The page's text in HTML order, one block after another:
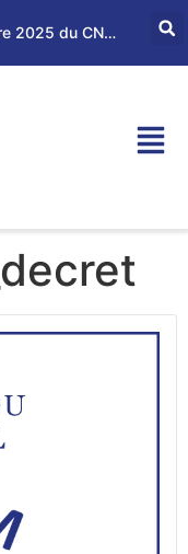
Assemblée Générale Ordinaire 2025 du CNPM